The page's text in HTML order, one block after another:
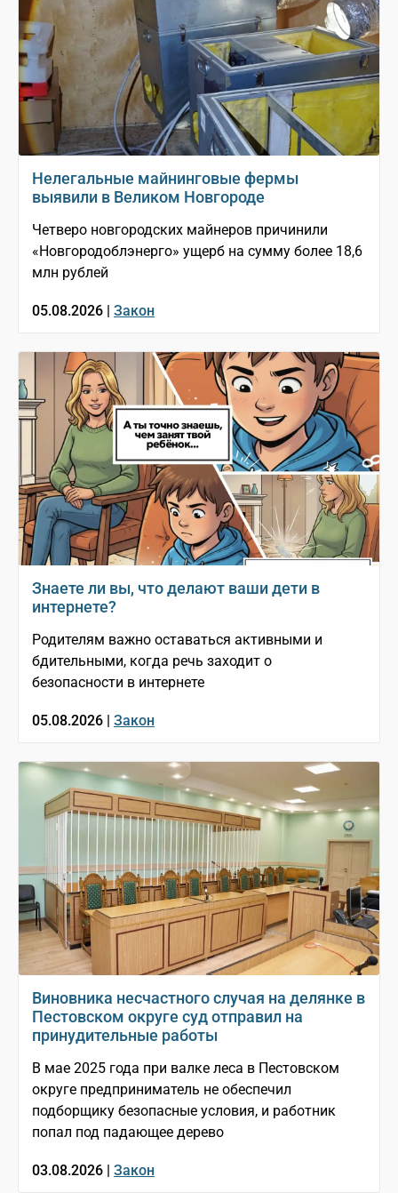
Нелегальные майнинговые фермы
выявили в Великом Новгороде
Четверо новгородских майнеров причинили
«Новгородоблэнерго» ущерб на сумму более 18,6
млн рублей
05.08.2026 | Закон
Знаете ли вы, что делают ваши дети в
интернете?
Родителям важно оставаться активными и
бдительными, когда речь заходит о
безопасности в интернете
05.08.2026 | Закон
Виновника несчастного случая на делянке в
Пестовском округе суд отправил на
принудительные работы
В мае 2025 года при валке леса в Пестовском
округе предприниматель не обеспечил
подборщику безопасные условия, и работник
попал под падающее дерево
03.08.2026 | Закон